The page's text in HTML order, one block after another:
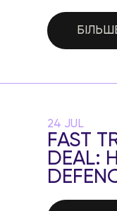
24 JUL
FAST
DEAL: